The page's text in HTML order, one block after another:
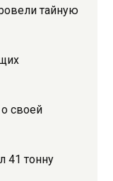
тайную
своей
41 тонну